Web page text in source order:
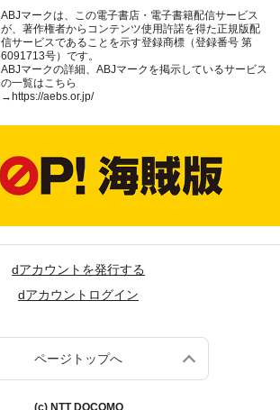
ABJマークは、この電子書店・電子書籍配信サービス
が、著作権者からコンテンツ使用許諾を得た正規版配
信サービスであることを示す登録商標（登録番号 第
6091713号）です。
ABJマークの詳細、ABJマークを掲示しているサービス
の一覧はこちら
→ https://aebs.or.jp/
dアカウントを発行する
dアカウントログイン
ページトップへ